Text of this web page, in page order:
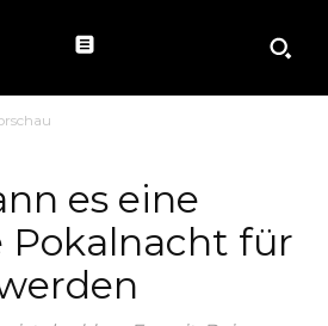
es eine
Pokalnacht für